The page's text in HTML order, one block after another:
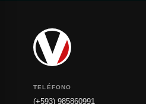
TELÉFONO
(+593) 985860991